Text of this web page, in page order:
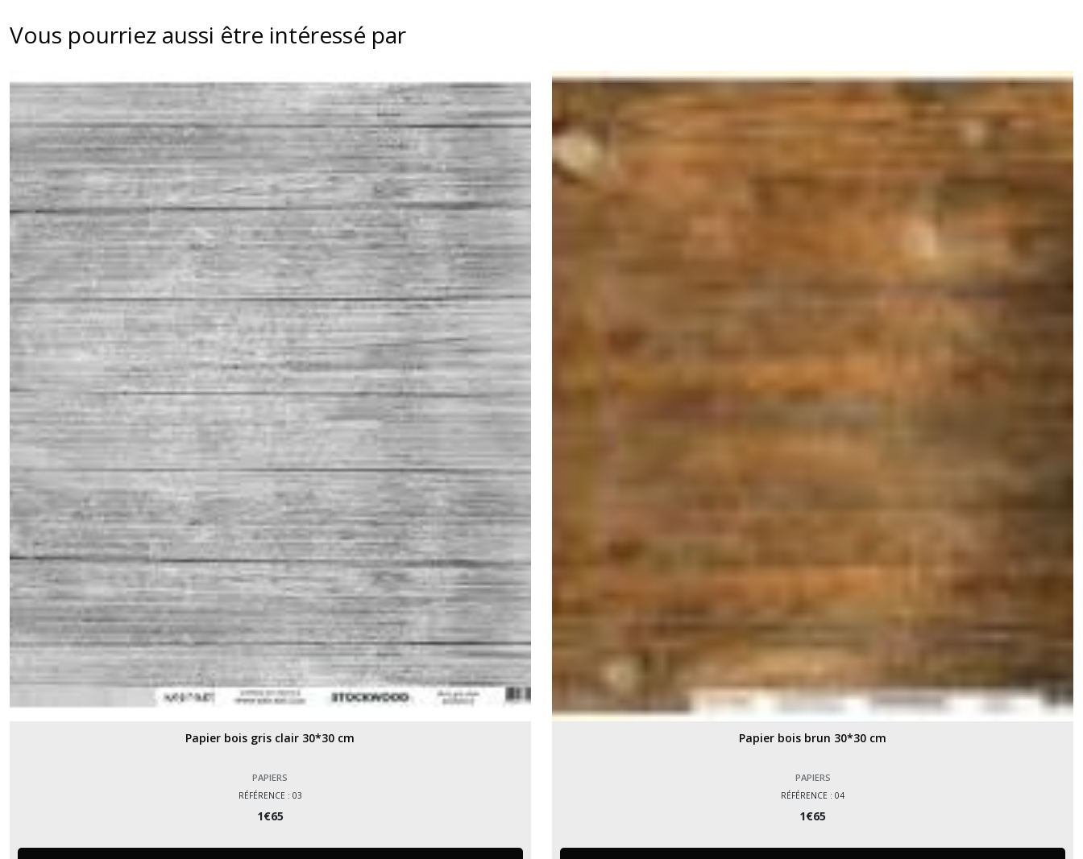
Vous pourriez aussi être intéressé par
Papier bois gris clair 30*30 cm
PAPIERS
RÉFÉRENCE : 03
1€65
Papier bois brun 30*30 cm
PAPIERS
RÉFÉRENCE : 04
1€65